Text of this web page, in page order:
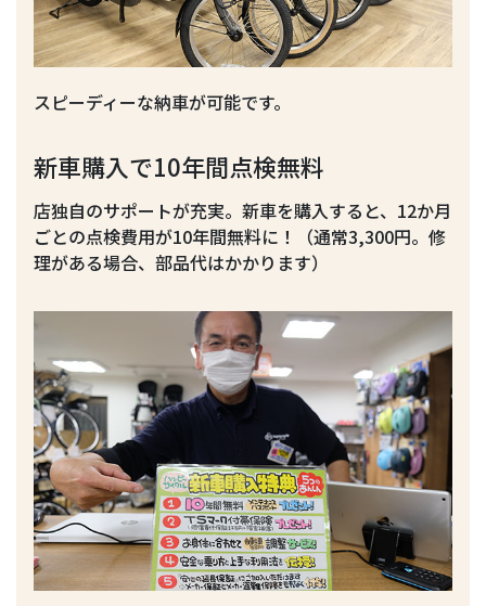
スピーディーな納車が可能です。
新車購入で10年間点検無料
店独自のサポートが充実。新車を購入すると、12か月
ごとの点検費用が10年間無料に！（通常3,300円。修
理がある場合、部品代はかかります）